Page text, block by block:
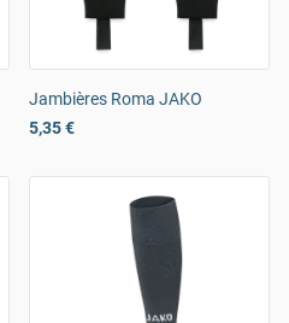
Jambières Roma JAKO
5,35 €